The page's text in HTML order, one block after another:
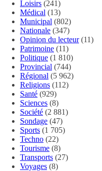
Loisirs (241)
Médical (13)
Municipal (802)
Nationale (347)
Opinion du lecteur(11)
Patrimoine (11)
Politique (1 810)
Provincial (744)
Régional (5 962)
Religions (112)
Santé (929)
Sciences (8)
Société (2 881)
Sondage (47)
Sports (1 705)
Techno (22)
Tourisme (8)
Transports (27)
Voyages (8)